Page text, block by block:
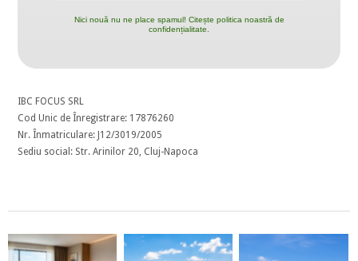
Nici nouă nu ne place spamul! Citește politica noastră de
confidențialitate.
IBC FOCUS SRL
Cod Unic de Înregistrare: 17876260
Nr. Înmatriculare: J12/3019/2005
Sediu social: Str. Arinilor 20, Cluj-Napoca